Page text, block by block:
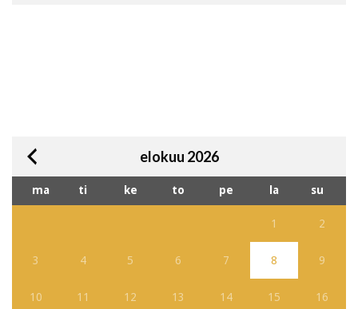
elokuu 2026
ma ti ke to pe la su
1 2
3 4 5 6 7 8 9
10 11 12 13 14 15 16